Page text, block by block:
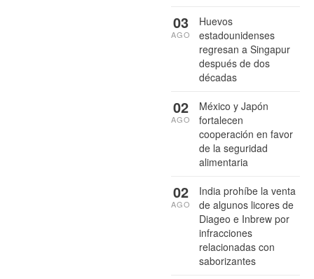
Huevos
estadounidenses
regresan a Singapur
después de dos
décadas
03
AGO
México y Japón
fortalecen
cooperación en favor
de la seguridad
alimentaria
02
AGO
India prohíbe la venta
de algunos licores de
Diageo e Inbrew por
infracciones
relacionadas con
saborizantes
02
AGO